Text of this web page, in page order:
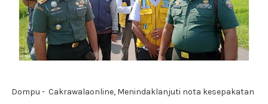
Dompu - Cakrawalaonline, Menindaklanjuti nota kesepakatan